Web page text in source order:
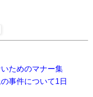
ためのマナー集
事件について1日